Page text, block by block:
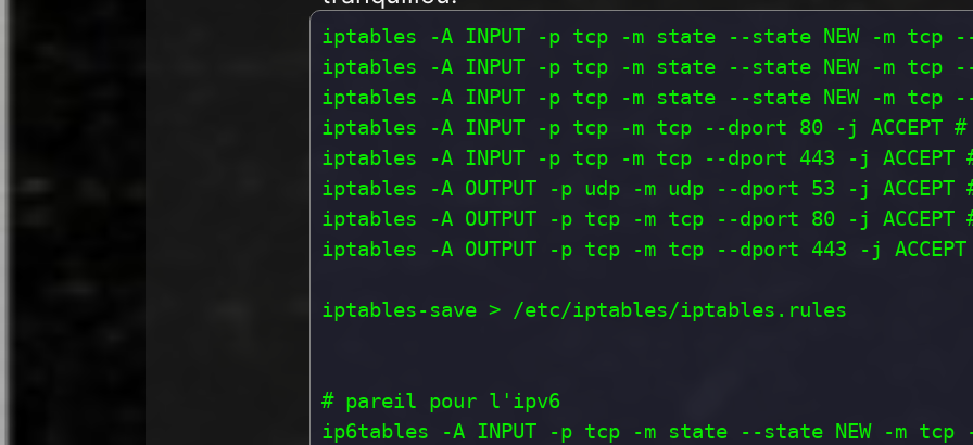
iptables -A INPUT -p tcp -m state --state NEW -m tcp
iptables -A INPUT -p tcp -m state --state NEW -m
iptables -A INPUT -p tcp -m state --state NEW -m tcp
iptables -A INPUT -p tcp -m tcp --dport 80 -j ACCEPT
iptables -A INPUT -p tcp -m tcp --dport 443 -j ACCEPT #
iptables -A OUTPUT -p udp -m udp --dport 53 -j ACCEPT
iptables -A OUTPUT -p tcp -m tcp --dport 80 -j
iptables -A OUTPUT -p tcp -m tcp --dport 443 -j ACCEPT
iptables-save > /etc/iptables/iptables.rules
# pareil pour l'ipv6
ip6tables -A INPUT -p tcp -m state --state NEW -m tcp